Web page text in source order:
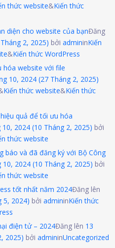
thức website&Kiến thức
diện cho website của bạnĐăng
2, 2025) bởi admininKiến
&Kiến thức WordPress
hóa website với file
10, 2024 (27 Tháng 2, 2025)
Kiến thức website&Kiến thức
quả để tối ưu hóa
10, 2024 (10 Tháng 2, 2025) bởi
thức website
báo và đã đăng ký với Bộ Công
10, 2024 (10 Tháng 2, 2025) bởi
thức website
tốt nhất năm 2024Đăng lên
5, 2024) bởi admininKiến thức
điện tử – 2024Đăng lên 13
2025) bởi admininUncategorized